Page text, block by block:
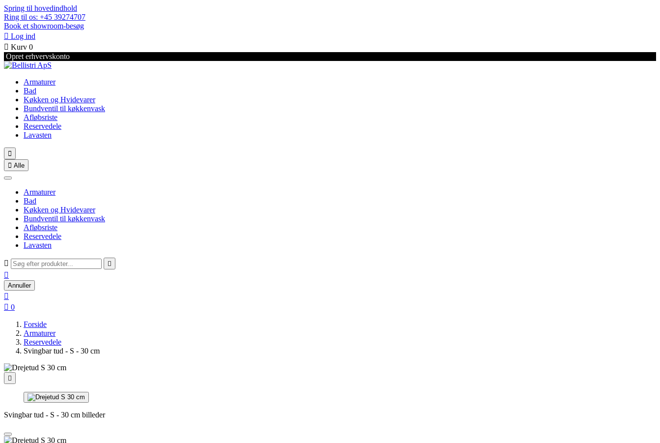
Spring til hovedindhold
Ring til os: +45 39274707
Book et showroom-besøg
 Log ind
 Kurv 0
Opret erhvervskonto
Armaturer
Bad
Køkken og Hvidevarer
Bundventil til køkkenvask
Afløbsriste
Reservedele
Lavasten

 Alle
Armaturer
Bad
Køkken og Hvidevarer
Bundventil til køkkenvask
Afløbsriste
Reservedele
Lavasten
 

Annuller

 0
Forside
Armaturer
Reservedele
Svingbar tud - S - 30 cm

Svingbar tud - S - 30 cm billeder